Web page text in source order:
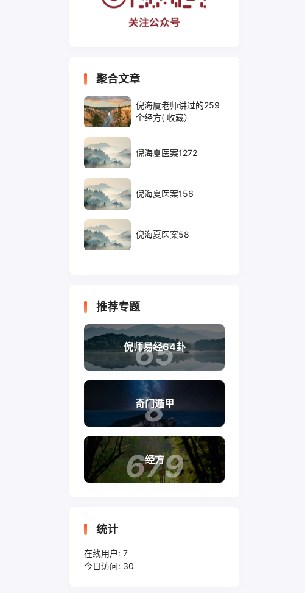
聚合文章
倪海厦老师讲过的259
个经方( 收藏）
倪海夏医案1272
倪海夏医案156
倪海夏医案58
推荐专题
65
倪师易经64卦
8
奇门遁甲
679
经方
统计
在线用户: 7
今日访问: 30